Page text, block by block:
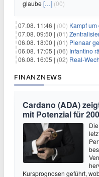
glaube […] (00)
07.08. 11:46 | (00) Kampf um
07.08. 09:50 | (01)
06.08. 18:00 | (01) Pienaar
06.08. 17:05 | (06) Infantino
06.08. 16:05 | (02) Real-
FINANZNEWS
Cardano (ADA)
mit Potenzial für
Kursprognosen geführt,